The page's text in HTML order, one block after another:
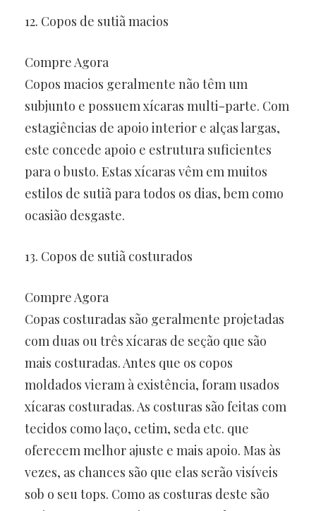
12. Copos de sutiã macios
Compre Agora
Copos macios geralmente não têm um
subjunto e possuem xícaras multi-parte. Com
estagiências de apoio interior e alças largas,
este concede apoio e estrutura suficientes
para o busto. Estas xícaras vêm em muitos
estilos de sutiã para todos os dias, bem como
ocasião desgaste.
13. Copos de sutiã costurados
Compre Agora
Copas costuradas são geralmente projetadas
com duas ou três xícaras de seção que são
mais costuradas. Antes que os copos
moldados vieram à existência, foram usados ​​
xícaras costuradas. As costuras são feitas com
tecidos como laço, cetim, seda etc. que
oferecem melhor ajuste e mais apoio. Mas às
vezes, as chances são que elas serão visíveis
sob o seu tops. Como as costuras deste são